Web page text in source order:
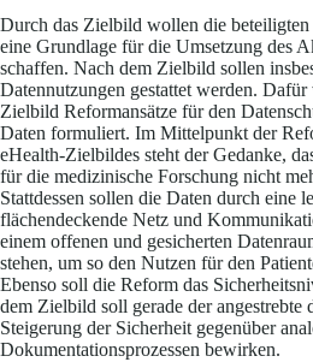
Durch das Zielbild wollen die beteiligten
eine Grundlage für die Umsetzung des
schaffen. Nach dem Zielbild sollen
Datennutzungen gestattet werden.
Zielbild Reformansätze für den
Daten formuliert. Im Mittelpunkt der
eHealth-Zielbildes steht der Gedanke,
für die medizinische Forschung nicht
Stattdessen sollen die Daten durch eine
flächendeckende Netz und
einem offenen und gesicherten
stehen, um so den Nutzen für den
Ebenso soll die Reform das
dem Zielbild soll gerade der angestrebte
Steigerung der Sicherheit gegenüber
Dokumentationsprozessen bewirken.